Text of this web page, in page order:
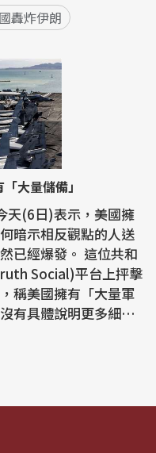
轟炸伊朗
大量儲備」
天(6日)表示，美國擁
暗示相反觀點的人送
發。 這位共和
Social)平台上抨擊
稱美國擁有「大量軍
有具體說明更多細